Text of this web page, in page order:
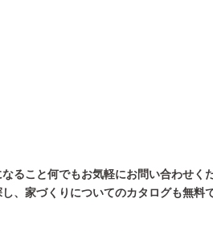
ること何でもお気軽にお問い合わせくだ
、家づくりについてのカタログも無料